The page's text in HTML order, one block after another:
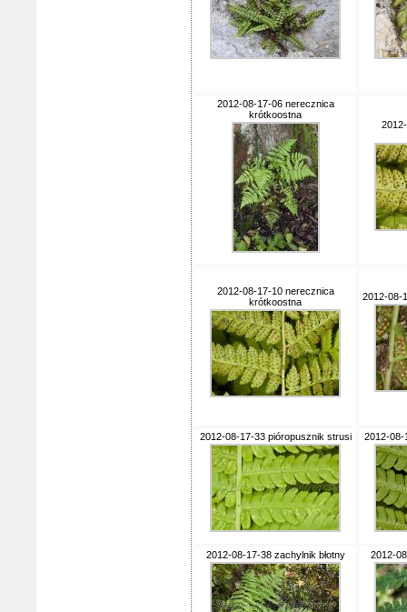
2012-08-17-06 nerecznica
krótkoostna
2012-08-17-10 nerecznica
krótkoostna
2012-08-
2012-08-17-33 pióropusznik strusi 2012-08-
2012-08-17-38 zachylnik błotny 2012-